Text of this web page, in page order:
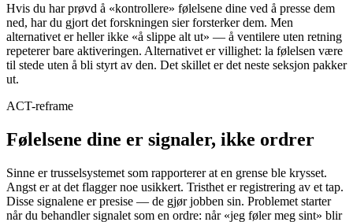
Hvis du har prøvd å «kontrollere» følelsene dine ved å presse dem
ned, har du gjort det forskningen sier forsterker dem. Men
alternativet er heller ikke «å slippe alt ut» — å ventilere uten retning
repeterer bare aktiveringen. Alternativet er villighet: la følelsen være
til stede uten å bli styrt av den. Det skillet er det neste seksjon pakker
ut.
ACT-reframe
Følelsene dine er signaler, ikke ordrer
Sinne er trusselsystemet som rapporterer at en grense ble krysset.
Angst er at det flagger noe usikkert. Tristhet er registrering av et tap.
Disse signalene er presise — de gjør jobben sin. Problemet starter
når du behandler signalet som en ordre: når «jeg føler meg sint» blir